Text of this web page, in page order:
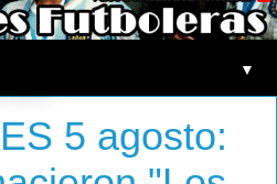
▼
5 agosto: